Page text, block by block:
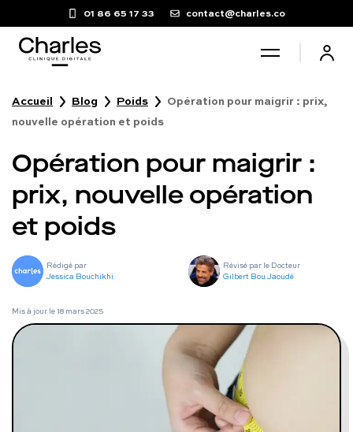
01 86 65 17 33 contact@charles.co
Santé sexuelle
Poids
Troubles du sommeil
Fertilité masculine
Chute de cheveux
Programmes digitaux
Accueil Blog Poids
Opération pour maigrir : prix,
nouvelle opération et poids
Opération pour maigrir :
prix, nouvelle opération
et poids
Rédigé par
Jessica Bouchikhi
Révisé par le Docteur
Gilbert Bou Jaoudé
Mis à jour le18 mars 2025